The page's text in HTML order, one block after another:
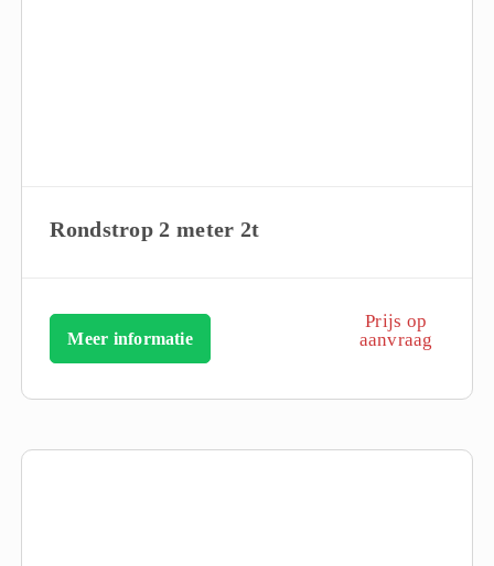
Rondstrop 2 meter 2t
Meer informatie
Prijs op
aanvraag